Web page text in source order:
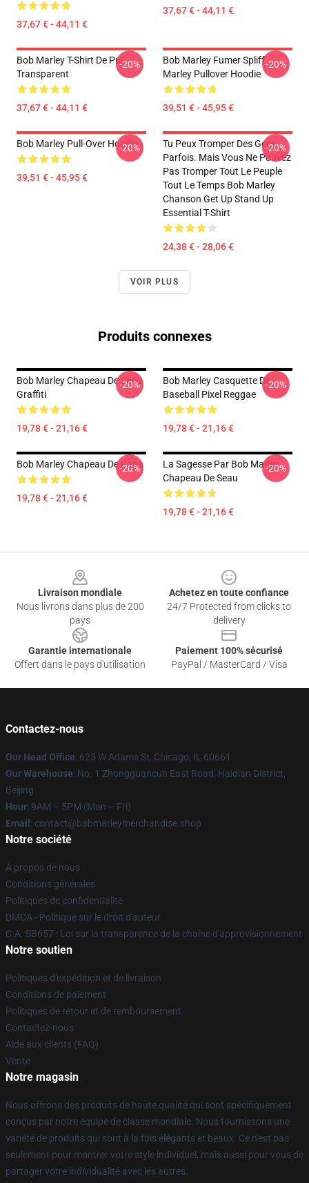
37,67 € - 44,11 €
37,67 € - 44,11 €
Bob Marley T-Shirt De Pull
Transparent
37,67 € - 44,11 €
-20%
Bob Marley Fumer Spliff
Marley Pullover Hoodie
39,51 € - 45,95 €
-20%
Bob Marley Pull-Over Hoodie
39,51 € - 45,95 €
-20%
Tu Peux Tromper Des Gens
Parfois. Mais Vous Ne Pouvez
Pas Tromper Tout Le Peuple
Tout Le Temps Bob Marley
Chanson Get Up Stand Up
Essential T-Shirt
24,38 € - 28,06 €
-20%
VOIR PLUS
Produits connexes
Bob Marley Chapeau De Seau
Graffiti
19,78 € - 21,16 €
-20%
Bob Marley Casquette De
Baseball Pixel Reggae
19,78 € - 21,16 €
-20%
Bob Marley Chapeau De Papa
19,78 € - 21,16 €
-20%
La Sagesse Par Bob Marley
Chapeau De Seau
19,78 € - 21,16 €
-20%
Livraison mondiale
Nous livrons dans plus de 200
pays
Achetez en toute confiance
24/7 Protected from clicks to
delivery
Garantie internationale
Offert dans le pays d'utilisation
Paiement 100% sécurisé
PayPal / MasterCard / Visa
Contactez-nous
Our Head Office: 625 W Adams St, Chicago, IL 60661
Our Warehouse: No. 1 Zhongguancun East Road, Haidian District,
Beijing
Hour: 9AM – 5PM (Mon – Fri)
Email : contact@bobmarleymerchandise.shop
Notre société
À propos de nous
Conditions générales
Politiques de confidentialité
DMCA - Politique sur le droit d'auteur
C.A. SB657 : Loi sur la transparence de la chaîne d'approvisionnement
Notre soutien
Politiques d'expédition et de livraison
Conditions de paiement
Politiques de retour et de remboursement
Contactez-nous
Aide aux clients (FAQ)
Vente
Notre magasin
Nous offrons des produits de haute qualité qui sont spécifiquement
conçus par notre équipe de classe mondiale. Nous fournissons une
variété de produits qui sont à la fois élégants et beaux. Ce n'est pas
seulement pour montrer votre style individuel, mais aussi pour vous de
partager votre individualité avec les autres.